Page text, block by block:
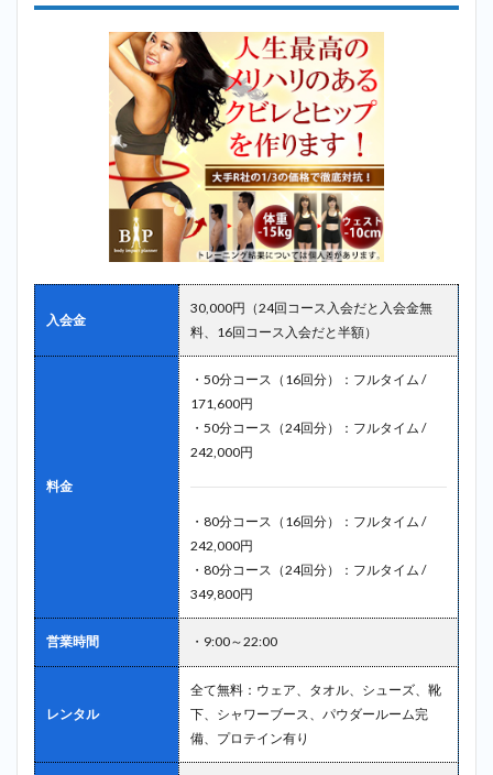
入会金
30,000円（24回コース入会だと入会金無
料、16回コース入会だと半額）
料金
・50分コース（16回分）：フルタイム /
171,600円
・50分コース（24回分）：フルタイム /
242,000円
・80分コース（16回分）：フルタイム /
242,000円
・80分コース（24回分）：フルタイム /
349,800円
営業時間 ・9:00～22:00
レンタル
全て無料：ウェア、タオル、シューズ、靴
下、シャワーブース、パウダールーム完
備、プロテイン有り